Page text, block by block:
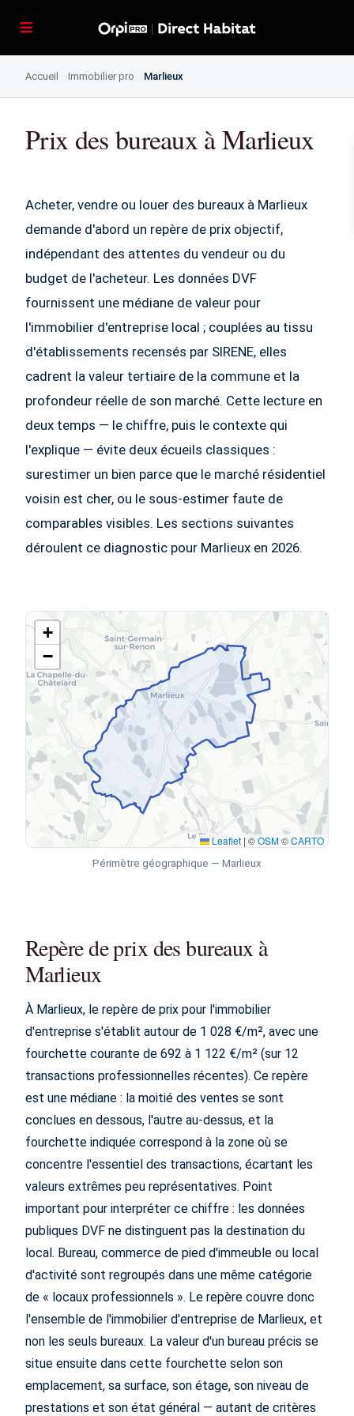
Accueil Immobilier pro Marlieux
Prix des bureaux à Marlieux
Acheter, vendre ou louer des bureaux à Marlieux
demande d'abord un repère de prix objectif,
indépendant des attentes du vendeur ou du
budget de l'acheteur. Les données DVF
fournissent une médiane de valeur pour
l'immobilier d'entreprise local ; couplées au tissu
d'établissements recensés par SIRENE, elles
cadrent la valeur tertiaire de la commune et la
profondeur réelle de son marché. Cette lecture en
deux temps — le chiffre, puis le contexte qui
l'explique — évite deux écueils classiques :
surestimer un bien parce que le marché résidentiel
voisin est cher, ou le sous-estimer faute de
comparables visibles. Les sections suivantes
déroulent ce diagnostic pour Marlieux en 2026.
+
−
Leaflet | ©OSM©CARTO
Périmètre géographique — Marlieux
Repère de prix des bureaux à
Marlieux
À Marlieux, le repère de prix pour l'immobilier
d'entreprise s'établit autour de 1 028 €/m², avec une
fourchette courante de 692 à 1 122 €/m² (sur 12
transactions professionnelles récentes). Ce repère
est une médiane : la moitié des ventes se sont
conclues en dessous, l'autre au-dessus, et la
fourchette indiquée correspond à la zone où se
concentre l'essentiel des transactions, écartant les
valeurs extrêmes peu représentatives. Point
important pour interpréter ce chiffre : les données
publiques DVF ne distinguent pas la destination du
local. Bureau, commerce de pied d'immeuble ou local
d'activité sont regroupés dans une même catégorie
de « locaux professionnels ». Le repère couvre donc
l'ensemble de l'immobilier d'entreprise de Marlieux, et
non les seuls bureaux. La valeur d'un bureau précis se
situe ensuite dans cette fourchette selon son
emplacement, sa surface, son étage, son niveau de
prestations et son état général — autant de critères